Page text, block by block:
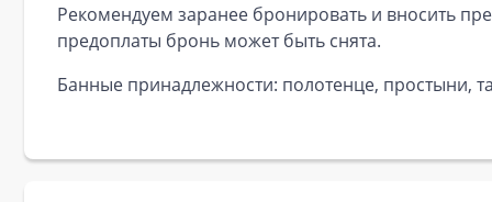
Рекомендуем заранее бронировать и вносить
предоплаты бронь может быть снята.
Банные принадлежности: полотенце, простыни,